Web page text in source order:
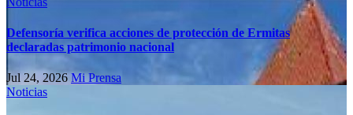
Defensoría verifica acciones de protección de Ermitas
declaradas patrimonio nacional
Jul 24, 2026Mi Prensa
Noticias